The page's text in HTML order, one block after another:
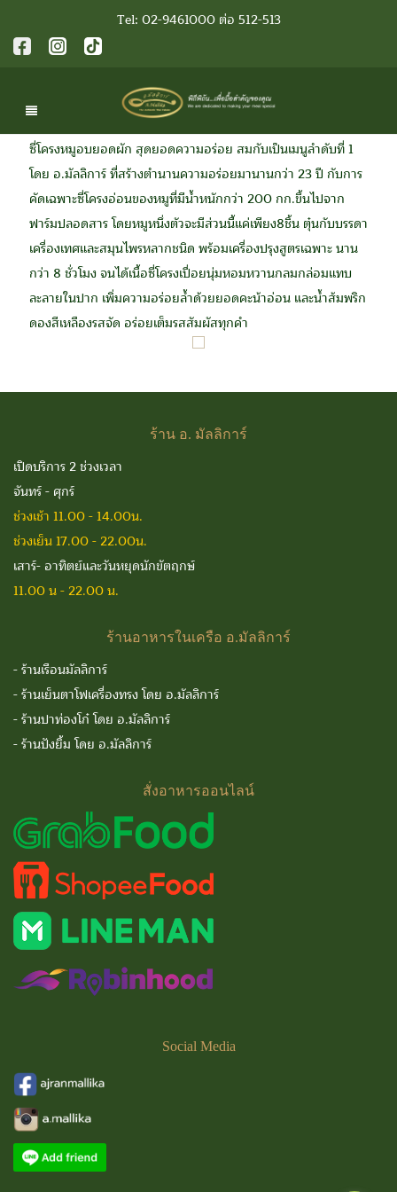
Tel: 02-9461000 ต่อ 512-513
ซี่โครงหมูอบยอดผัก สุดยอดความอร่อย สมกับเป็นเมนูลำดับที่ 1
โดย อ.มัลลิการ์ ที่สร้างตำนานความอร่อยมานานกว่า 23 ปี กับการ
คัดเฉพาะซี่โครงอ่อนของหมูที่มีน้ำหนักกว่า 200 กก.ขึ้นไปจาก
ฟาร์มปลอดสาร โดยหมูหนึ่งตัวจะมีส่วนนี้แค่เพียง8ชิ้น ตุ๋นกับบรรดา
เครื่องเทศและสมุนไพรหลากชนิด พร้อมเครื่องปรุงสูตรเฉพาะ นาน
กว่า 8 ชั่วโมง จนได้เนื้อซี่โครงเปื่อยนุ่มหอมหวานกลมกล่อมแทบ
ละลายในปาก เพิ่มความอร่อยล้ำด้วยยอดคะน้าอ่อน และน้ำส้มพริก
ดองสีเหลืองรสจัด อร่อยเต็มรสสัมผัสทุกคำ
ร้าน อ. มัลลิการ์
เปิดบริการ 2 ช่วงเวลา
จันทร์ - ศุกร์
ช่วงเช้า 11.00 - 14.00น.
ช่วงเย็น 17.00 - 22.00น.
เสาร์- อาทิตย์และวันหยุดนักขัตฤกษ์
11.00 น - 22.00 น.
ร้านอาหารในเครือ อ.มัลลิการ์
-ร้านเรือนมัลลิการ์
-ร้านเย็นตาโฟเครื่องทรง โดย อ.มัลลิการ์
-ร้านปาท่องโก๋ โดย อ.มัลลิการ์
-ร้านปังยิ้ม โดย อ.มัลลิการ์
สั่งอาหารออนไลน์
Social Media